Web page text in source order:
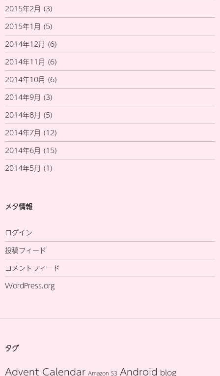
2015年2月 (3)
2015年1月 (5)
2014年12月 (6)
2014年11月 (6)
2014年10月 (6)
2014年9月 (3)
2014年8月 (5)
2014年7月 (12)
2014年6月 (15)
2014年5月 (1)
メタ情報
ログイン
投稿フィード
コメントフィード
WordPress.org
タグ
Advent Calendar Amazon S3 Android blog